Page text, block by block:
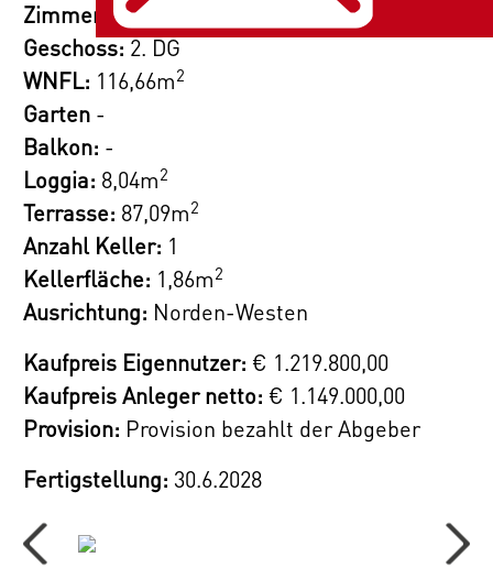
Lebensgefühl in einem der lebendigsten
Bezirke Wiens.
Die modernen 2-Zimmer-Wohnungen sind
ideal für Singles und Paare. Mit 37 bis 45 m²
vereinen sie einen offenen Wohn-/Essbereich,
ein separates Schlafzimmer sowie Zugang
zur Terrasse oder zum eigenen Garten.
Höchsten Wohnkomfort bieten auch die
Maisonette-, Garten- und Hofwohnungen mit
3 oder 4 Zimmern. Die Gartenwohnungen
verfügen über private Grünflächen, während
Hofwohnungen direkten Zugang zum
begrünten Innenhof haben. Die
bieten luxuriöses Wohnen mit 43 bis 126 m²
und 2 bis 4 Zimmern. Atemberaubende
Ausblicke und ein begehrter Rückzugsort im
Zimmer:
4
Geschoss: 2. DG
WNFL: 116,66m2
Garten -
Balkon: -
Loggia: 8,04m2
Terrasse: 87,09m2
Anzahl Keller: 1
Kellerfläche: 1,86m2
Ausrichtung: Norden-Westen
Kaufpreis Eigennutzer: € 1.219.800,00
Kaufpreis Anleger netto: € 1.149.000,00
Provision: Provision bezahlt der Abgeber
Fertigstellung: 30.6.2028